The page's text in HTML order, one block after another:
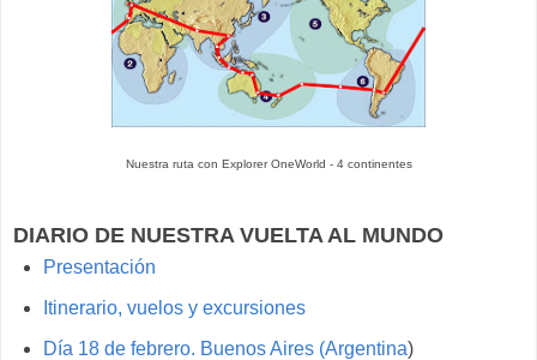
Nuestra ruta con Explorer OneWorld - 4 continentes
DIARIO DE NUESTRA VUELTA AL MUNDO
Presentación
Itinerario, vuelos y excursiones
Día 18 de febrero. Buenos Aires (Argentina)